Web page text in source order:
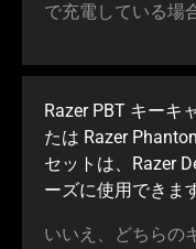
で充電している場
Razer PBT キーキ
たは Razer
セットは、Razer
ーズに使用できま
いいえ、どちらの